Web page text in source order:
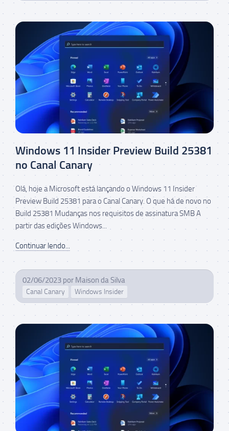
Windows 11 Insider Preview Build 25381
no Canal Canary
Olá, hoje a Microsoft está lançando o Windows 11 Insider
Preview Build 25381 para o Canal Canary. O que há de novo no
Build 25381 Mudanças nos requisitos de assinatura SMB A
partir das edições Windows...
Continuar lendo...
02/06/2023 por Maison da Silva
Canal Canary Windows Insider